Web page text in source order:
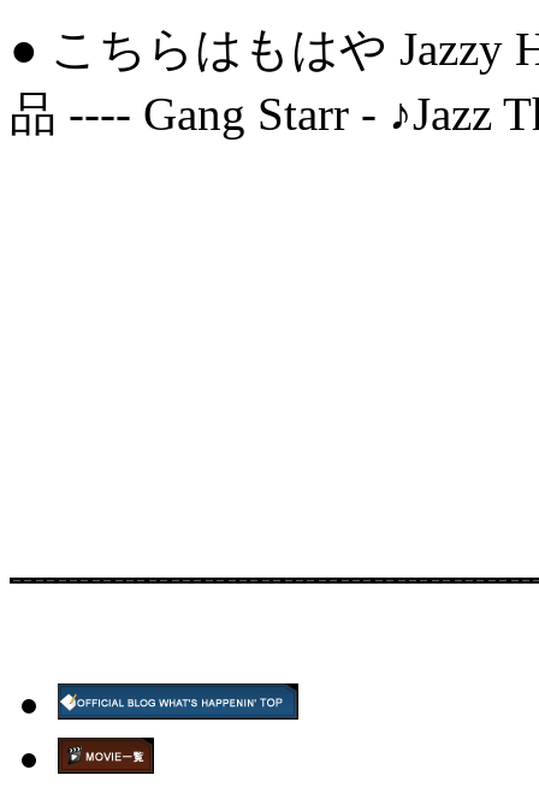
● こちらはもはや Jazzy
品 ---- Gang Starr - ♪Jazz